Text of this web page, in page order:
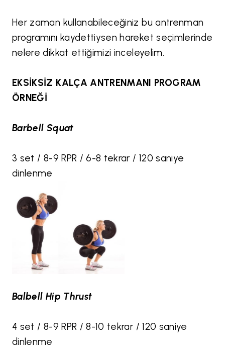
Her zaman kullanabileceğiniz bu antrenman
programını kaydettiysen hareket seçimlerinde
nelere dikkat ettiğimizi inceleyelim.
EKSİKSİZ KALÇA ANTRENMANI PROGRAM
ÖRNEĞİ
Barbell Squat
3 set / 8-9 RPR / 6-8 tekrar / 120 saniye
dinlenme
Balbell Hip Thrust
4 set / 8-9 RPR / 8-10 tekrar / 120 saniye
dinlenme